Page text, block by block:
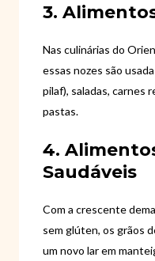
3.
Nas culinárias do
essas nozes são
pilaf), saladas, carnes
pastas.
4.
Saudáveis
Com a crescente
sem glúten, os grãos
um novo lar em